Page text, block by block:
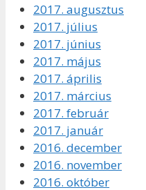
2017. augusztus
2017. július
2017. június
2017. május
2017. április
2017. március
2017. február
2017. január
2016. december
2016. november
2016. október